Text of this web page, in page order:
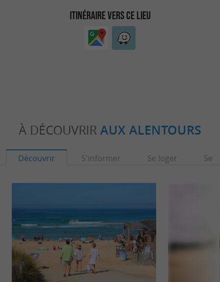
ITINÉRAIRE VERS CE LIEU
À DÉCOUVRIR AUX ALENTOURS
Découvrir S'informer Se loger Se